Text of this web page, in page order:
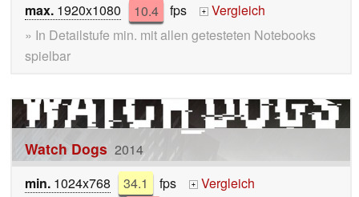
max. 1920x1080 10.4 fps +
Vergleich
» In Detailstufe min. mit allen getesteten Notebooks
spielbar
Watch Dogs 2014
min. 1024x768 34.1 fps +
Vergleich